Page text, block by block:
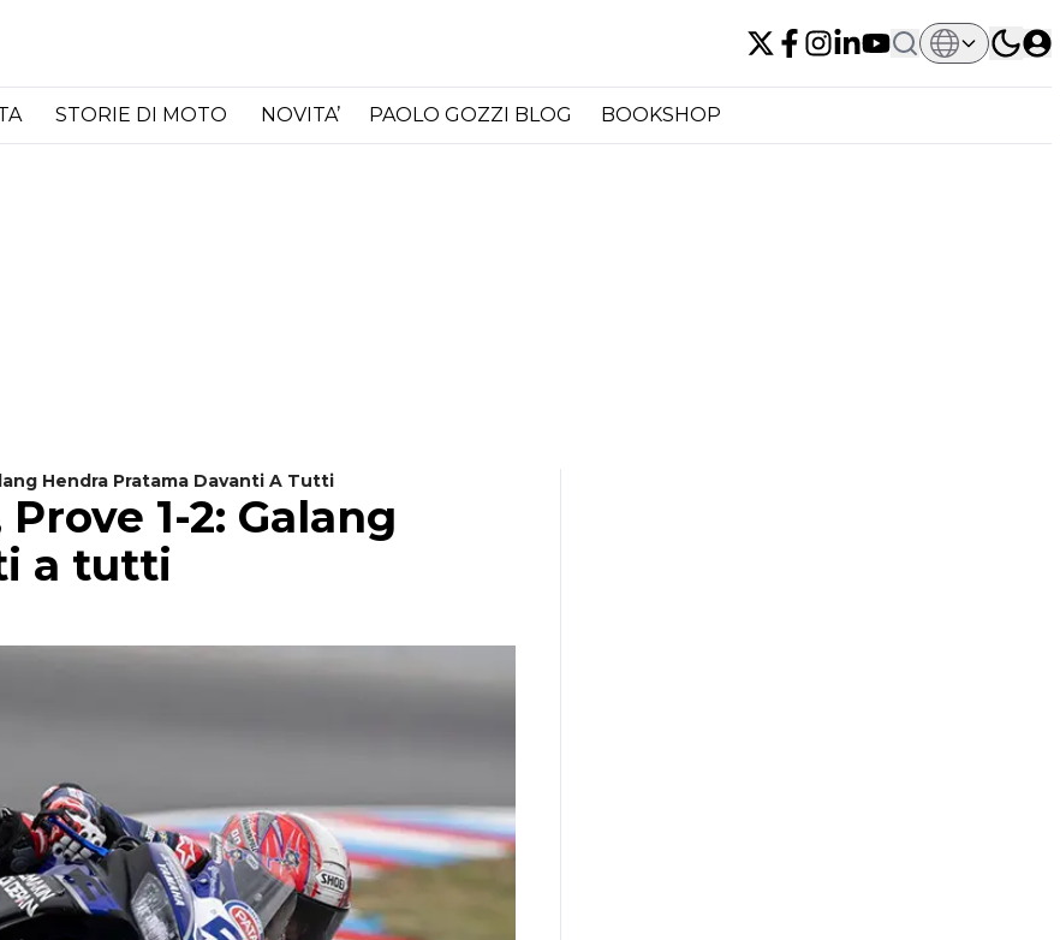
STORIE DI MOTO NOVITA’ PAOLO GOZZI BLOG BOOKSHOP
Hendra Pratama Davanti A Tutti
1-2: Galang
a tutti